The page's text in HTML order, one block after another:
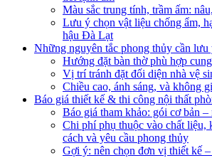
Màu sắc trung tính, trầm ấm:
Lưu ý chọn vật liệu chống ẩm,
hậu Đà Lạt
Những nguyên tắc phong thủy cần
Hướng đặt bàn thờ phù hợp
Vị trí tránh đặt đối diện nhà vệ
Chiều cao, ánh sáng, và không
Báo giá thiết kế & thi công nội thất
Báo giá tham khảo: gói cơ bản –
Chi phí phụ thuộc vào chất liệu,
cách và yêu cầu phong thủy
Gợi ý: nên chọn đơn vị thiết kế